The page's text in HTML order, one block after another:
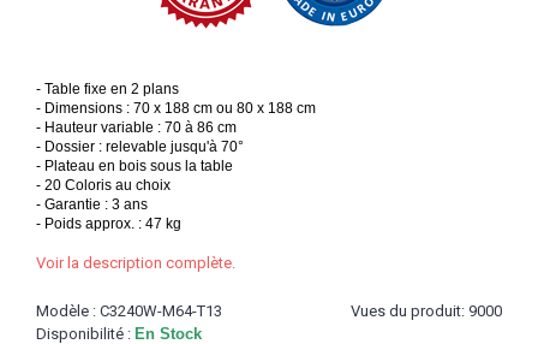
- Table fixe en 2 plans
- Dimensions : 70 x 188 cm ou 80 x 188 cm
- Hauteur variable : 70 à 86 cm
- Dossier : relevable jusqu'à 70°
- Plateau en bois sous la table
- 20 Coloris au choix
- Garantie : 3 ans
- Poids approx. : 47 kg
Voir la description complète.
Vues du produit: 9000
Modèle : C3240W-M64-T13
Disponibilité : En Stock